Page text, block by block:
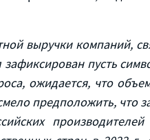
выручки компаний,
пусть
,ожидается, что
предположить, что